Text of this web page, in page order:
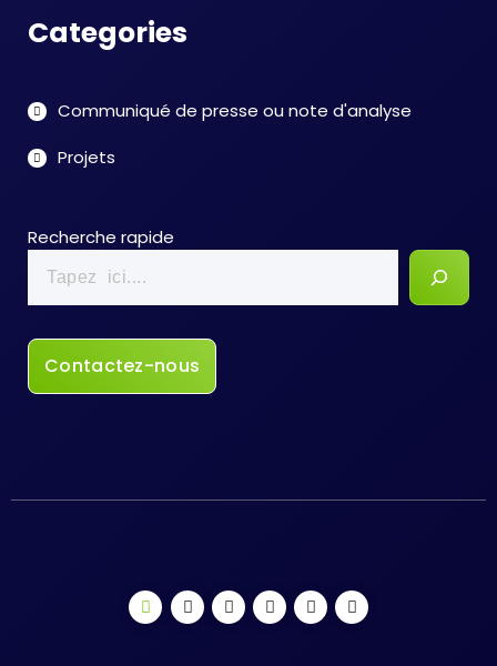
Categories
Communiqué de presse ou note d'analyse
Projets
Recherche rapide
Contactez-nous